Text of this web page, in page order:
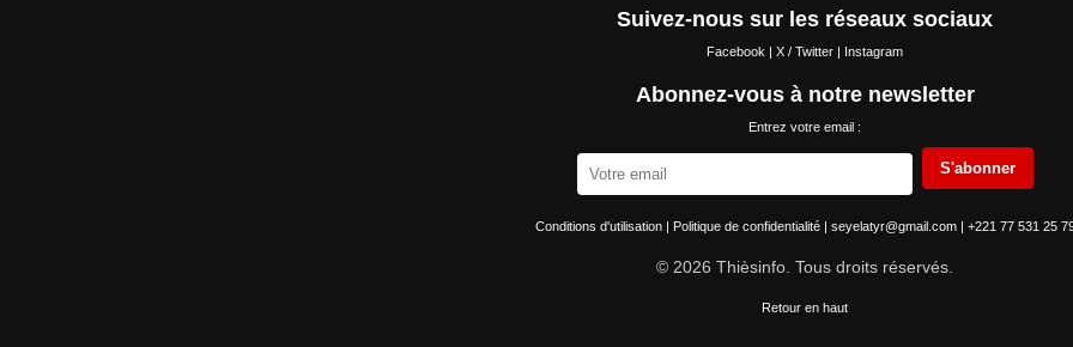
Suivez-nous sur les réseaux sociaux
Facebook | X / Twitter | Instagram
Abonnez-vous à notre newsletter
Entrez votre email :
S'abonner
Conditions d'utilisation | Politique de confidentialité | seyelatyr@gmail.com | +221 77 531 25
© 2026 Thièsinfo. Tous droits réservés.
Retour en haut